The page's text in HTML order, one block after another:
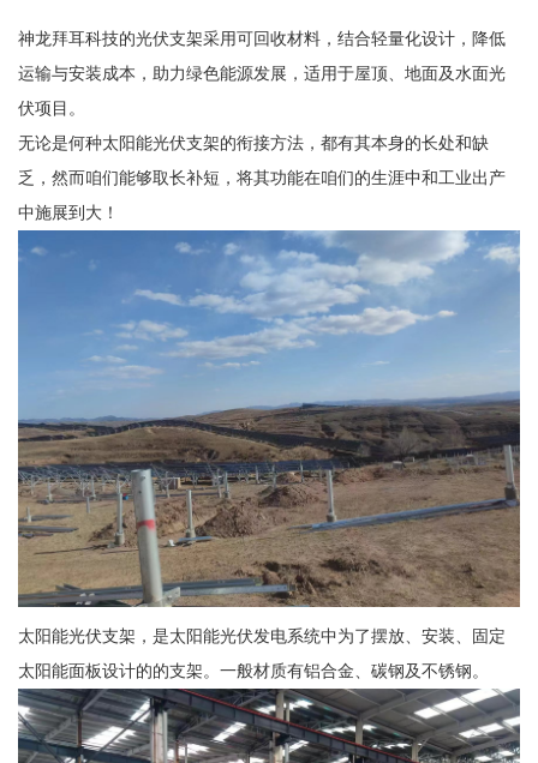
神龙拜耳科技的光伏支架采用可回收材料，结合轻量化设计，降低
运输与安装成本，助力绿色能源发展，适用于屋顶、地面及水面光
伏项目。
无论是何种太阳能光伏支架的衔接方法，都有其本身的长处和缺
乏，然而咱们能够取长补短，将其功能在咱们的生涯中和工业出产
中施展到大！
太阳能光伏支架，是太阳能光伏发电系统中为了摆放、安装、固定
太阳能面板设计的的支架。一般材质有铝合金、碳钢及不锈钢。